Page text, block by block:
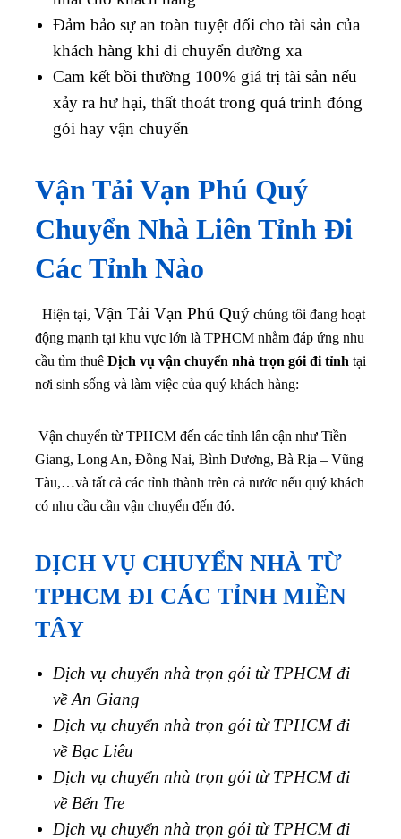
Đảm bảo sự an toàn tuyệt đối cho tài sản của
khách hàng khi di chuyển đường xa
Cam kết bồi thường 100% giá trị tài sản nếu
xảy ra hư hại, thất thoát trong quá trình đóng
gói hay vận chuyển
Vận Tải Vạn Phú Quý
Chuyển Nhà Liên Tỉnh Đi
Các Tỉnh Nào
Hiện tại, Vận Tải Vạn Phú Quý chúng tôi đang hoạt
động mạnh tại khu vực lớn là TPHCM nhằm đáp ứng nhu
cầu tìm thuê Dịch vụ vận chuyển nhà trọn gói đi tỉnh tại
nơi sinh sống và làm việc của quý khách hàng:
Vận chuyển từ TPHCM đến các tỉnh lân cận như Tiền
Giang, Long An, Đồng Nai, Bình Dương, Bà Rịa – Vũng
Tàu,…và tất cả các tỉnh thành trên cả nước nếu quý khách
có nhu cầu cần vận chuyển đến đó.
DỊCH VỤ CHUYỂN NHÀ TỪ
TPHCM ĐI CÁC TỈNH MIỀN
TÂY
Dịch vụ chuyển nhà trọn gói từ TPHCM đi
về An Giang
Dịch vụ chuyển nhà trọn gói từ TPHCM đi
về Bạc Liêu
Dịch vụ chuyển nhà trọn gói từ TPHCM đi
về Bến Tre
Dịch vụ chuyển nhà trọn gói từ TPHCM đi